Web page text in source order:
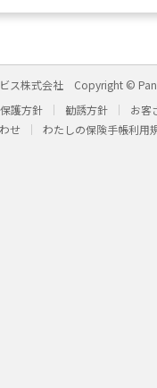
ス株式会社
Copyright ©
護方針 勧誘方針 お客
せ
わたしの保険手帳利用